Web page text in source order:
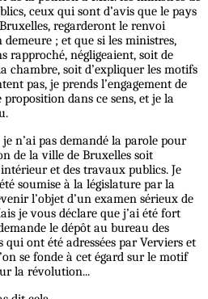
ceux qui sont d’avis que le pays
regarderont le renvoi
; et que si les ministres,
rapproché, négligeaient, soit de
chambre, soit d’expliquer les motifs
pas, je prends l’engagement de
dans ce sens, et je la
je n’ai pas demandé la parole pour
de la ville de Bruxelles soit
et des travaux publics. Je
soumise à la législature par la
l’objet d’un examen sérieux de
je vous déclare que j’ai été fort
le dépôt au bureau des
qui ont été adressées par Verviers et
se fonde à cet égard sur le motif
la révolution...